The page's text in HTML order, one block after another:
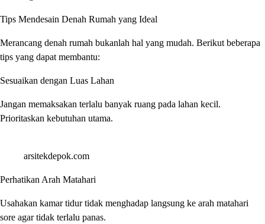
Tips Mendesain Denah Rumah yang Ideal
Merancang denah rumah bukanlah hal yang mudah. Berikut beberapa
tips yang dapat membantu:
Sesuaikan dengan Luas Lahan
Jangan memaksakan terlalu banyak ruang pada lahan kecil.
Prioritaskan kebutuhan utama.
arsitekdepok.com
Perhatikan Arah Matahari
Usahakan kamar tidur tidak menghadap langsung ke arah matahari
sore agar tidak terlalu panas.